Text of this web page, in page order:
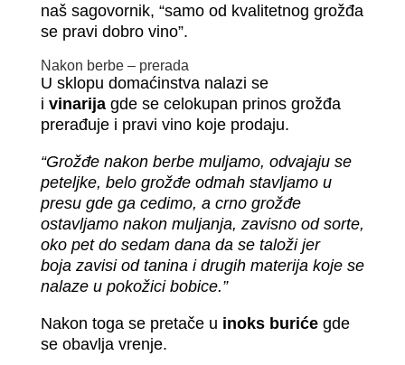
naš sagovornik, “samo od kvalitetnog grožđa
se pravi dobro vino”.
Nakon berbe – prerada
U sklopu domaćinstva nalazi se
i vinarijagde se celokupan prinos grožđa
prerađuje i pravi vino koje prodaju.
“Grožđe nakon berbe muljamo, odvajaju se
peteljke, belo grožđe odmah stavljamo u
presu gde ga cedimo, a crno grožđe
ostavljamo nakon muljanja, zavisno od sorte,
oko pet do sedam dana da se taloži jer
boja zavisi od tanina i drugih materija koje se
nalaze u pokožici bobice.”
Nakon toga se pretače u inoks burićegde
se obavlja vrenje.